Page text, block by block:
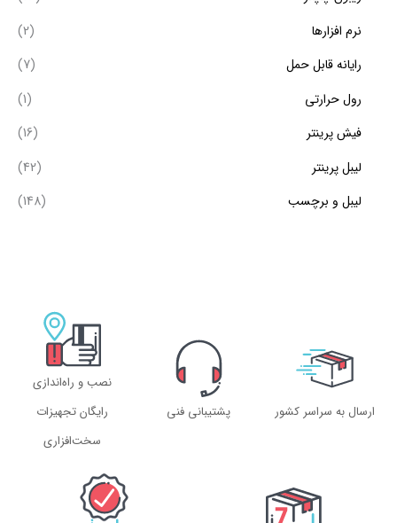
نرم افزارها
(2)
رایانه قابل حمل
(7)
رول حرارتی
(1)
فیش پرینتر
(16)
لیبل پرینتر
(42)
لیبل و برچسب
(148)
ارسال به سراسر کشور پشتیبانی فنی
نصب و راه‌اندازی
رایگان تجهیزات
سخت‌افزاری